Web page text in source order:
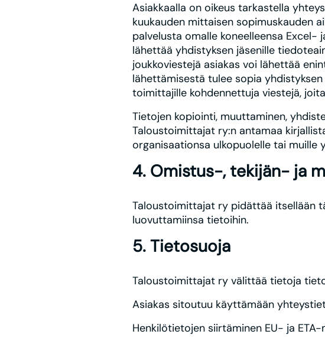
Asiakkaalla on oikeus tarkastella
kuukauden mittaisen sopimuskauden
palvelusta omalle koneelleensa Excel-
lähettää yhdistyksen jäsenille
joukkoviestejä asiakas voi lähettää
lähettämisestä tulee sopia
toimittajille kohdennettuja viestejä,
Tietojen kopiointi, muuttaminen,
Taloustoimittajat ry:n antamaa
organisaationsa ulkopuolelle tai muille
4. Omistus-, tekijän- ja
Taloustoimittajat ry pidättää itsellään
luovuttamiinsa tietoihin.
5. Tietosuoja
Taloustoimittajat ry välittää tietoja
Asiakas sitoutuu käyttämään
Henkilötietojen siirtäminen EU- ja